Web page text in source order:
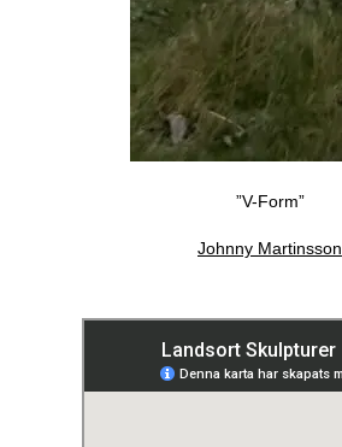
”V-Form”
Johnny Martinsson